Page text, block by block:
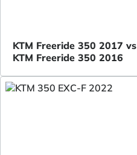
KTM Freeride 350 2017 vs
KTM Freeride 350 2016